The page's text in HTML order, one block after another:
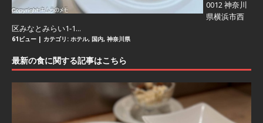
0012 神奈川
県横浜市西
区みなとみらい1-1...
61ビュー | カテゴリ: ホテル, 国内, 神奈川県
最新の食に関する記事はこちら